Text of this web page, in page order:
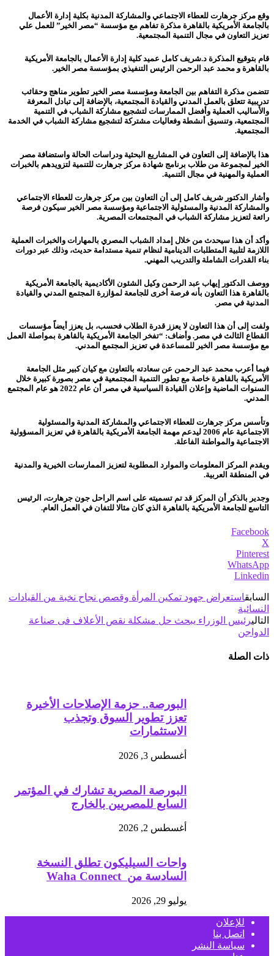
وقع مركز جرهارت للعطاء الاجتماعي والمشاركة المدنية بكلية إدارة الأعمال
بالجامعة الأمريكية بالقاهرة مذكرة تفاهم مع مؤسسة “مصر الخير” للعمل علي
تعزيز التعاون في مجال التنمية المجتمعية.
قام بتوقيع المذكرة د.شريف كامل عميد كلية إدارة الأعمال بالجامعة الأمريكية
بالقاهرة و محمد عبد الرحمن الرئيس التنفيذي بمؤسسة مصر الخير.
تتضمن مذكرة التفاهم بين الجامعة ومؤسسة مصر الخير تطوير مناهج وحقائب
تدريبية تتعلق بالعمل المدني والقيادة المجتمعية، بالإضافة إلى تبادل المعرفة
والأساليب العملية وأفضل الممارسات لتشجيع مشاركة الشباب في التنمية
المجتمعية، وتنسيق أنشطة وفعاليات مشتركة لتشجيع مشاركة الشباب في الخدمة
المجتمعية.
هذا بالإضافة إلى التعاون في المشاريع البحثية ودراسات الحالة واستضافة مصر
الخير لمجموعة من طلاب برنامج شهادة مركز جرهارت للتنمية لتزويدهم بالخبرات
العملية والمهنية في مجال التنمية.
وأشار الدكتور شريف كامل إلى أن التعاون بين مركز جرهارت للعطاء الاجتماعي
والمشاركة المدنية والمسئولية الاجتماعية ومؤسسة مصر الخير سيكون فرصة
رائعة لتعزيز مشاركة الشباب في المجتمعات المصرية.
وأكد أن هذا سيحدث من خلال إمداد الشباب المصري بالمهارات والخبرات العملية
اللازمة لتلبية المتطلبات الدينامية لنظام تنمية مستدامة حديث، وذلك عبر دورات
بناء القدرات الشاملة والتدريب المهني.
ووصف الدكتور إيهاب عبد الرحمن وكيل الشئون الأكاديمية بالجامعة الأمريكية
بالقاهرة هذا التعاون بأنه فرصة أخرى للجامعة لمؤازرة المجتمع المدني والقيادة
المدنية في مصر.
ولفت إلى أن هذا التعاون لا يعزز قدرة الطلاب فحسب، بل يعزز أيضاً مؤسسات
القطاع الثالث في مصر. وأضاف: “تفخر الجامعة الأمريكية بالقاهرة بمواصلة العمل
مع مؤسسة مصر الخير للمساعدة في تعزيز المجتمع المدني.
فيما أعرب محمد عبد الرحمن عن سعادته بالتعاون مع كيان كبير مثل الجامعة
الأمريكية بالقاهرة خاصة مع تطور التنمية المجتمعية في مصر بصورة كبيرة خلال
السنوات الماضية وإعلان القيادة السياسية في مصر أن عام 2022 هو عام المجتمع
المدني.
وتأسس مركز جرهارت للعطاء الاجتماعي والمشاركة المدنية والمسئولية
الاجتماعية عام 2006 ليدعم مهمة الجامعة الأمريكية بالقاهرة في تعزيز المسؤولية
الاجتماعية والمواطنة الفاعلة.
ويقدم المركز المعلومات والموارد المطلوبة لتعزيز الممارسات الخيرية والمدنية
في المنطقة العربية.
وجدير بالذكر أن المركز قد تم تسميته على اسم الراحل جون جرهارت، الرئيس
التاسع للجامعة الأمريكية بالقاهرة الذي كان مثالا للتفان في العمل العام.
Facebook
X
Pinterest
WhatsApp
Linkedin
السابقاستعراض جهود تمكين المرأة وقصص نجاح نخبة من القيادات
النسائية
التاليرئيس الوزراء يبحث حل مشكلة نقص الأعلاف فى صناعة
الدواجن
ذات الصلة
البورصة.. حزمة الإصلاحات الأخيرة
تعزز تطوير السوق وتجذب
الاستثمارات
أغسطس 3, 2026
البورصة المصرية تشارك في المؤتمر
السابع للمصريين بالخارج
أغسطس 2, 2026
واحات السيليكون تطلق النسخة
السادسة من Waha Connect
يوليو 29, 2026
للإعلان
اتصل بنا
سياسة النشر